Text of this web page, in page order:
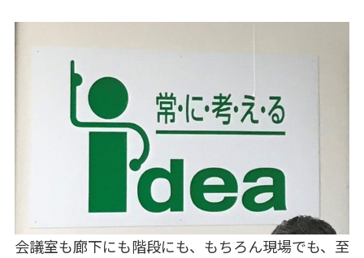
会議室も廊下にも階段にも、もちろん現場でも、至